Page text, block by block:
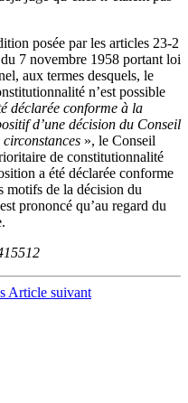
posée par les articles 23-2
7 novembre 1958 portant loi
aux termes desquels, le
n’est possible
déclarée conforme à la
d’une décision du Conseil
», le Conseil
de constitutionnalité
a été déclarée conforme
motifs de la décision du
prononcé qu’au regard du
Article suivant